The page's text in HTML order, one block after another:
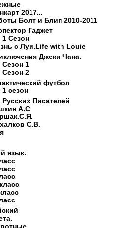
2017...
Болт и Блип 2010-2011
Гаджет
1 Сезон
с Луи.Life with Louie
Джеки Чана.
Сезон 1
Сезон 2
футбол
1 сезон
Русских Писателей
А.С.
С.В.
язык.